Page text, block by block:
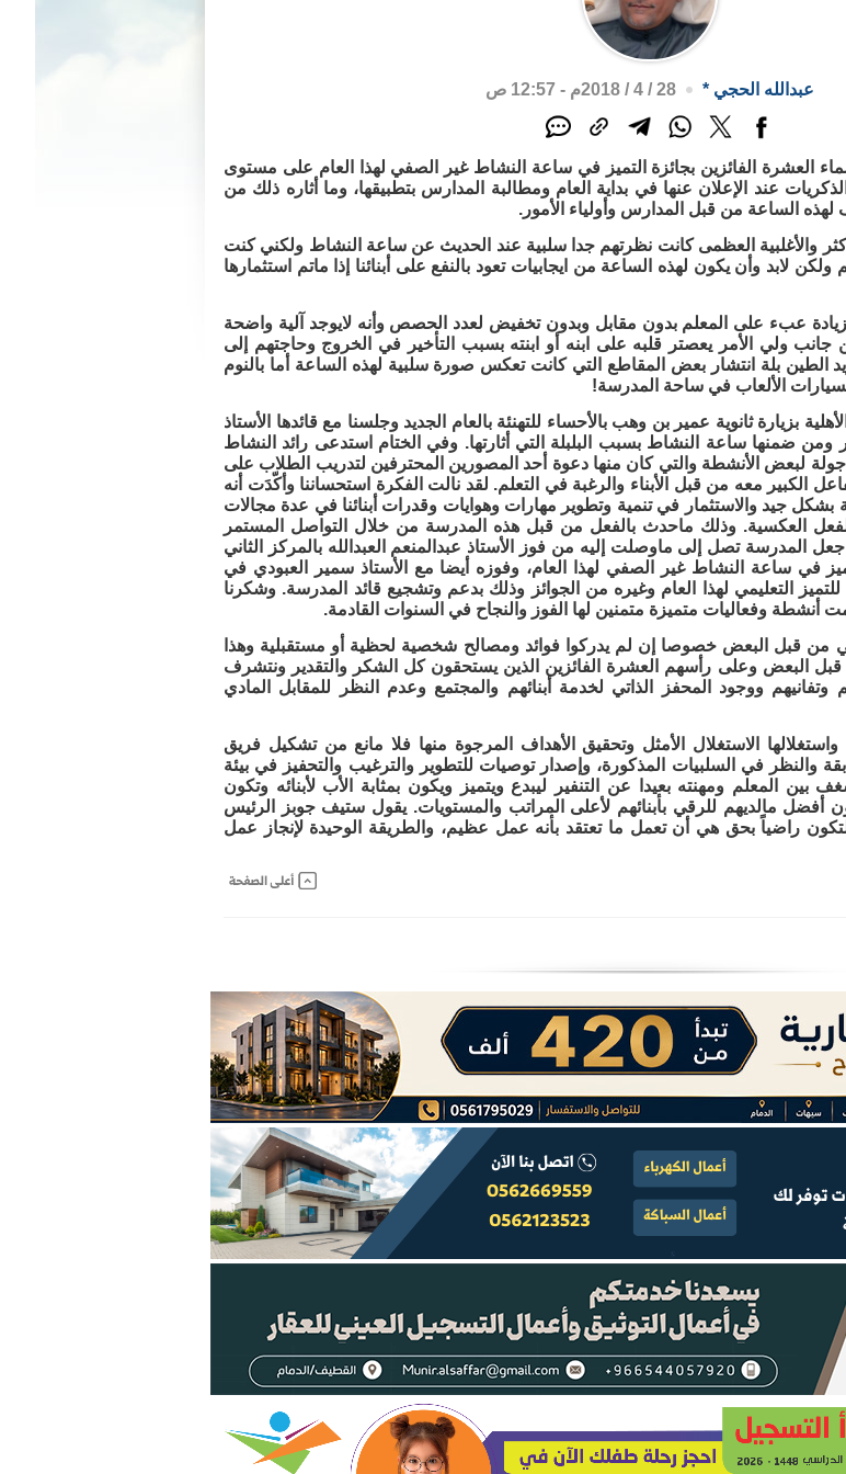
عبدالله الحجي * 28 / 4 / 2018م - 12:57 ص
العشرة الفائزين بجائزة التميز في ساعة النشاط غير الصفي لهذا العام على مستوى
عند الإعلان عنها في بداية العام ومطالبة المدارس بتطبيقها، وما أثاره ذلك من
الساعة من قبل المدارس وأولياء الأمور.
كثر والأغلبية العظمى كانت نظرتهم جدا سلبية عند الحديث عن ساعة النشاط ولكني كنت
ولكن لابد وأن يكون لهذه الساعة من ايجابيات تعود بالنفع على أبنائنا إذا ماتم استثمارها
زيادة عبء على المعلم بدون مقابل وبدون تخفيض لعدد الحصص وأنه لايوجد آلية واضحة
جانب ولي الأمر يعصتر قلبه على ابنه أو ابنته بسبب التأخير في الخروج وحاجتهم إلى
الطين بلة انتشار بعض المقاطع التي كانت تعكس صورة سلبية لهذه الساعة أما بالنوم
الألعاب في ساحة المدرسة!
بزيارة ثانوية عمير بن وهب بالأحساء للتهنئة بالعام الجديد وجلسنا مع قائدها الأستاذ
ضمنها ساعة النشاط بسبب البلبلة التي أثارتها. وفي الختام استدعى رائد النشاط
جولة لبعض الأنشطة والتي كان منها دعوة أحد المصورين المحترفين لتدريب الطلاب على
الكبير معه من قبل الأبناء والرغبة في التعلم. لقد نالت الفكرة استحساننا وأكّدَت أنه
بشكل جيد والاستثمار في تنمية وتطوير مهارات وهوايات وقدرات أبنائنا في عدة مجالات
الفعل العكسية. وذلك ماحدث بالفعل من قبل هذه المدرسة من خلال التواصل المستمر
المدرسة تصل إلى ماوصلت إليه من فوز الأستاذ عبدالمنعم العبدالله بالمركز الثاني
في ساعة النشاط غير الصفي لهذا العام، وفوزه أيضا مع الأستاذ سمير العبودي في
التعليمي لهذا العام وغيره من الجوائز وذلك بدعم وتشجيع قائد المدرسة. وشكرنا
أنشطة وفعاليات متميزة متمنين لها الفوز والنجاح في السنوات القادمة.
من قبل البعض خصوصا إن لم يدركوا فوائد ومصالح شخصية لحظية أو مستقبلية وهذا
البعض وعلى رأسهم العشرة الفائزين الذين يستحقون كل الشكر والتقدير ونتشرف
وتفانيهم ووجود المحفز الذاتي لخدمة أبنائهم والمجتمع وعدم النظر للمقابل المادي
الاستغلال الأمثل وتحقيق الأهداف المرجوة منها فلا مانع من تشكيل فريق
والنظر في السلبيات المذكورة، وإصدار توصيات للتطوير والترغيب والتحفيز في بيئة
بين المعلم ومهنته بعيدا عن التنفير ليبدع ويتميز ويكون بمثابة الأب لأبنائه وتكون
أفضل مالديهم للرقي بأبنائهم لأعلى المراتب والمستويات. يقول ستيف جوبز الرئيس
لتكون راضياً بحق هي أن تعمل ما تعتقد بأنه عمل عظيم، والطريقة الوحيدة لإنجاز عمل